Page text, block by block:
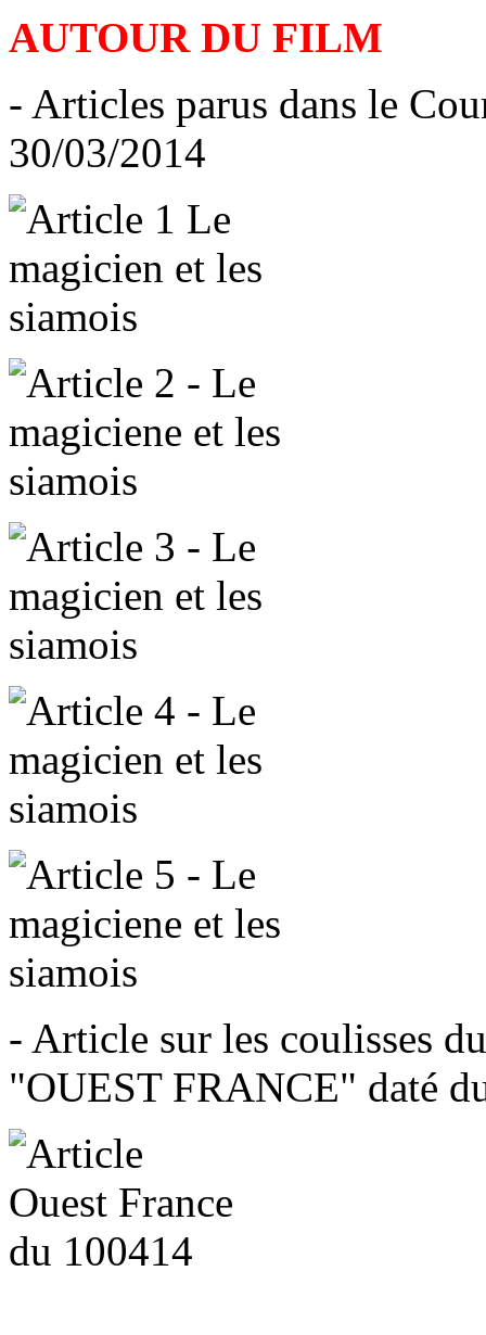
AUTOUR DU FILM
- Articles parus dans le
30/03/2014
- Article sur les coulisses
"OUEST FRANCE" daté